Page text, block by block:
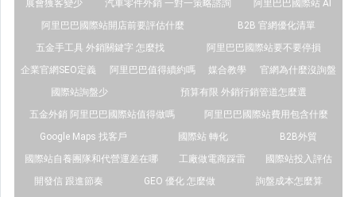
展會獲客變少 汽車零件外銷 一對一策略諮詢
阿里巴巴國際站 AI
阿里巴巴國際站開店前要評估什麼
B2B 官網優化清單
五金手工具 外銷關鍵字 怎麼找
阿里巴巴國際站要不要停損
企業官網SEO定義
阿里巴巴值得續約嗎 媒合教學
官網為什麼沒詢盤
國際站詢盤少
預算有限 外銷行銷管道怎麼選
五金外銷 阿里巴巴國際站值得做嗎
阿里巴巴國際站費用包含什麼
Google Maps 找客戶
國際站 轉化
B2B外貿
國際站自養團隊和代營運差在哪
工廠做電商踩雷
國際站投入評估
開發信 跟進節奏
GEO 優化 怎麼做
詢盤成本怎麼算